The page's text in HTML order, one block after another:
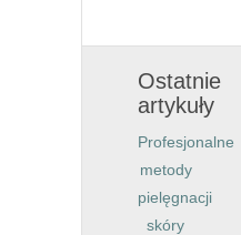
Ostatnie
artykuły
Profesjonalne
metody
pielęgnacji
skóry